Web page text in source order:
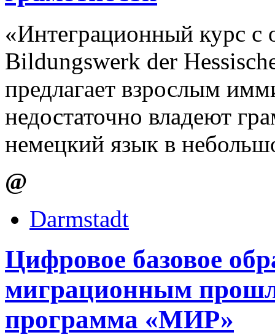
«Интеграционный курс с
Bildungswerk der
предлагает взрослым
недостаточно владеют
немецкий язык в
@
Darmstadt
Цифровое базовое
миграционным
программа «МИР»